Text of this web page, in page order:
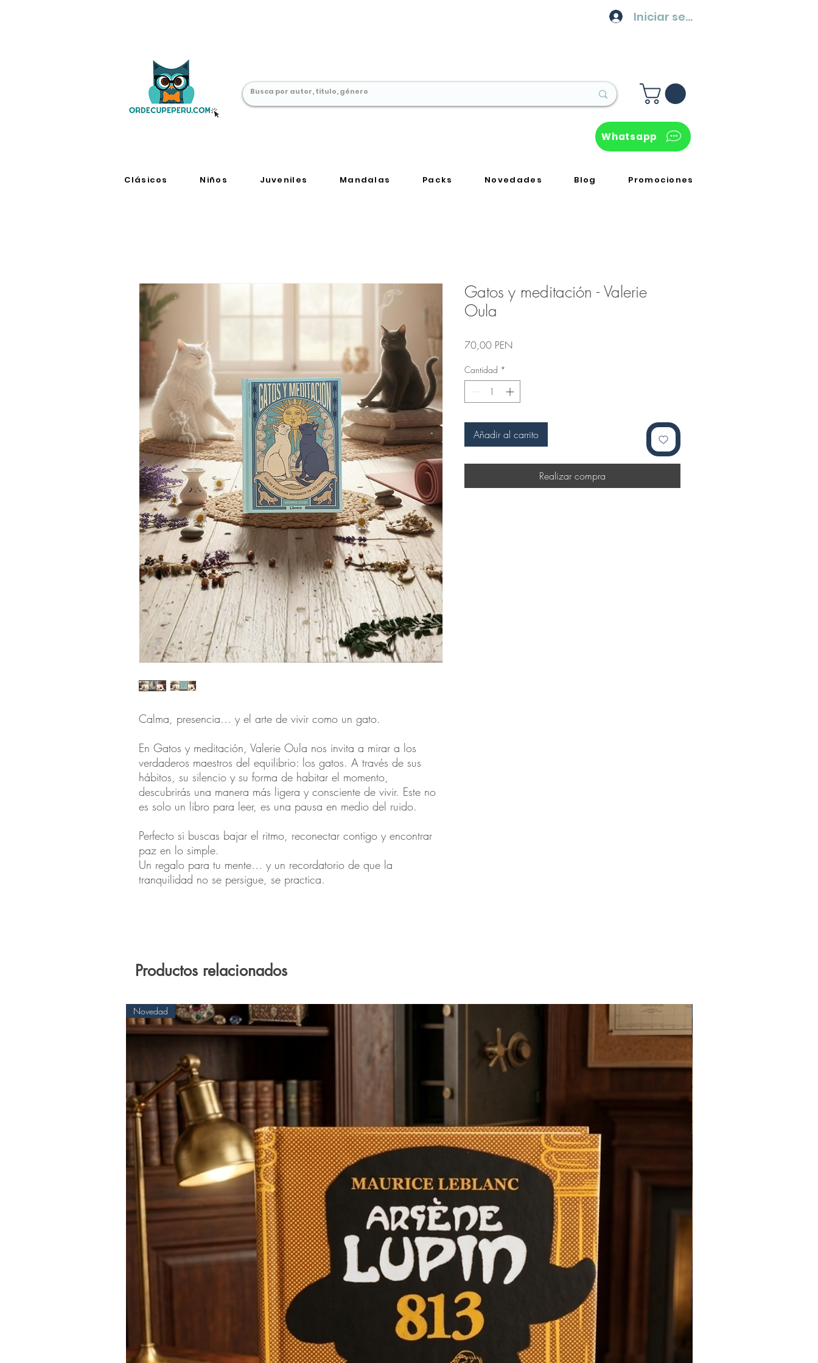
Iniciar sesión
Whatsapp
Clásicos Niños Juveniles Mandalas Packs Novedades Blog Promociones
Calma, presencia… y el arte de vivir como un gato.
En Gatos y meditación, Valerie Oula nos invita a mirar a los
verdaderos maestros del equilibrio: los gatos. A través de sus
hábitos, su silencio y su forma de habitar el momento,
descubrirás una manera más ligera y consciente de vivir. Este no
es solo un libro para leer, es una pausa en medio del ruido.
Perfecto si buscas bajar el ritmo, reconectar contigo y encontrar
paz en lo simple.
Un regalo para tu mente… y un recordatorio de que la
tranquilidad no se persigue, se practica.
Gatos y meditación - Valerie
Oula
70,00 PENPrecio
Cantidad *
Añadir al carrito
Realizar compra
Productos relacionados
Novedad